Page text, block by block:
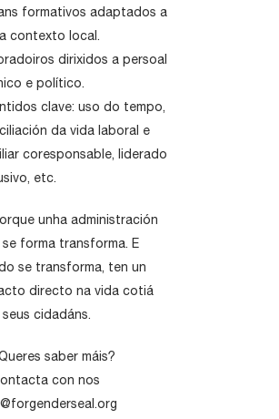
formativos adaptados a
contexto local.
dirixidos a persoal
e político.
clave: uso do tempo,
da vida laboral e
coresponsable, liderado
etc.
unha administración
forma transforma. E
se transforma, ten un
directo na vida cotiá
cidadáns.
saber máis?
con nos